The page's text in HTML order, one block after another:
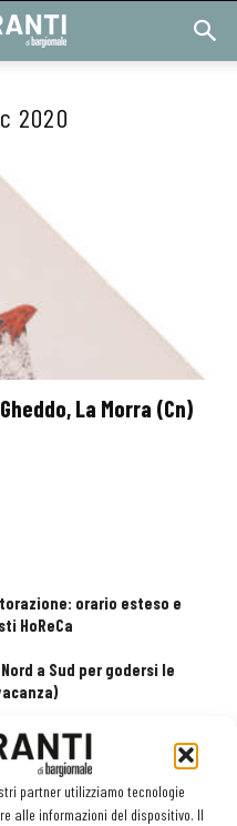
partner utilizziamo tecnologie
alle informazioni del dispositivo. Il
2020
La Morra (Cn)
orario esteso e
HoReCa
a Sud per godersi le
del turismo chiedono